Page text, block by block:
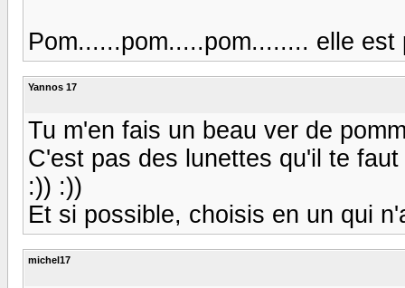
Pom......pom.....pom........ elle
Yannos 17
Tu m'en fais un beau ver de
C'est pas des lunettes qu'il te
:)) :))
Et si possible, choisis en un qui
michel17